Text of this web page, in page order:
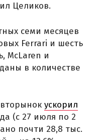
Целиков.
семи месяцев
Ferrari и шесть
McLaren и
в количестве
ускорил
(с 27 июля по 2
почти 28,8 тыс.